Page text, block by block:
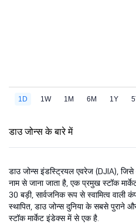
डाउ जोन्स के बारे में
डाउ जोन्स इंडस्ट्रियल एवरेज (DJIA), जिसे
नाम से जाना जाता है, एक प्रमुख स्टॉक
30 बड़ी, सार्वजनिक रूप से स्वामित्व वाली
स्थापित, डाउ जोन्स दुनिया के सबसे पुराने
स्टॉक मार्केट इंडेक्स में से एक है.